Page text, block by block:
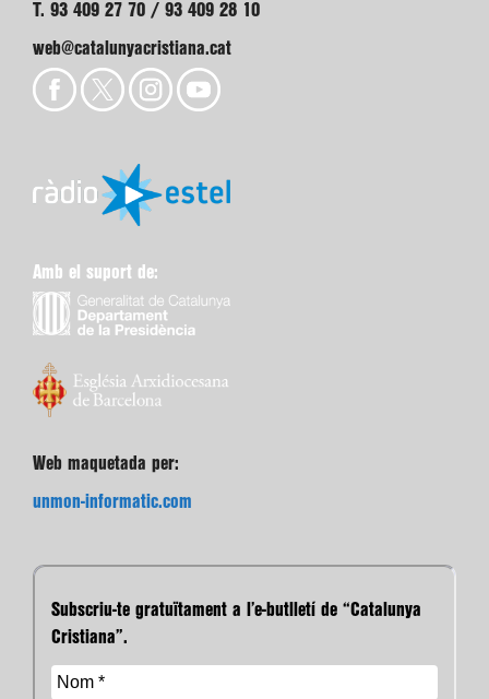
T. 93 409 27 70 / 93 409 28 10
web@catalunyacristiana.cat
Amb el suport de:
Web maquetada per:
unmon-informatic.com
Subscriu-te gratuïtament a l’e-butlletí de “Catalunya
Cristiana”.